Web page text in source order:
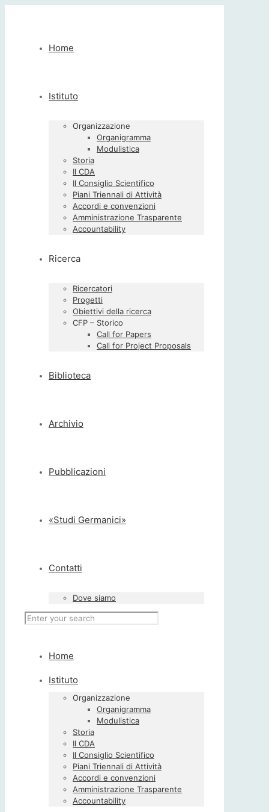
Home
Istituto
Organizzazione
Organigramma
Modulistica
Storia
Il CDA
Il Consiglio Scientifico
Piani Triennali di Attività
Accordi e convenzioni
Amministrazione Trasparente
Accountability
Ricerca
Ricercatori
Progetti
Obiettivi della ricerca
CFP – Storico
Call for Papers
Call for Project Proposals
Biblioteca
Archivio
Pubblicazioni
«Studi Germanici»
Contatti
Dove siamo
Home
Istituto
Organizzazione
Organigramma
Modulistica
Storia
Il CDA
Il Consiglio Scientifico
Piani Triennali di Attività
Accordi e convenzioni
Amministrazione Trasparente
Accountability